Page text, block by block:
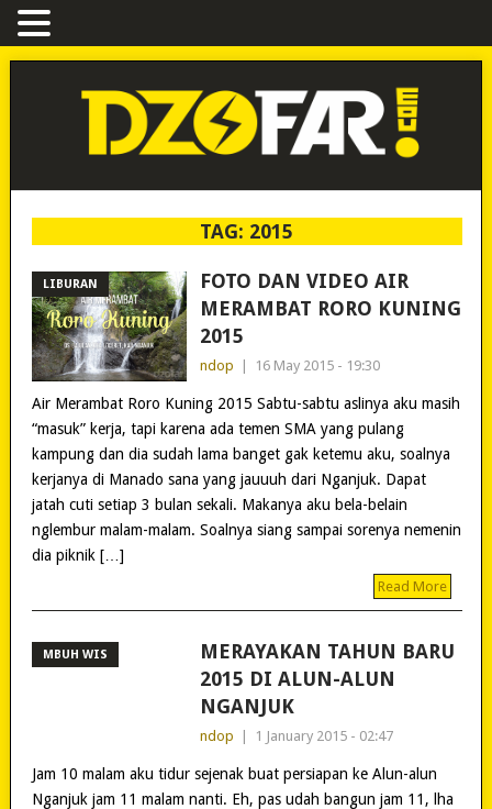
TAG: 2015
LIBURAN
FOTO DAN VIDEO AIR
MERAMBAT RORO KUNING
2015
ndop 16 May 2015 - 19:30
Air Merambat Roro Kuning 2015 Sabtu-sabtu aslinya aku masih
“masuk” kerja, tapi karena ada temen SMA yang pulang
kampung dan dia sudah lama banget gak ketemu aku, soalnya
kerjanya di Manado sana yang jauuuh dari Nganjuk. Dapat
jatah cuti setiap 3 bulan sekali. Makanya aku bela-belain
nglembur malam-malam. Soalnya siang sampai sorenya nemenin
dia piknik […]
Read More
MBUH WIS
MERAYAKAN TAHUN BARU
2015 DI ALUN-ALUN
NGANJUK
ndop 1 January 2015 - 02:47
Jam 10 malam aku tidur sejenak buat persiapan ke Alun-alun
Nganjuk jam 11 malam nanti. Eh, pas udah bangun jam 11, lha